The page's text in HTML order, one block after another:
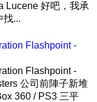
Lucene 好吧，我承
找...
Flashpoint -
Flashpoint -
公司前陣子新堆
360 / PS3 三平